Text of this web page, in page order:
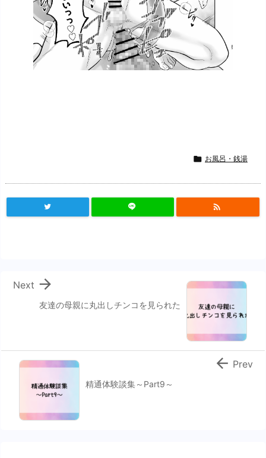
 お風呂・銭湯

友達の母親に丸出しチンコを見られた

Next
精通体験談集～Part9～
 Prev